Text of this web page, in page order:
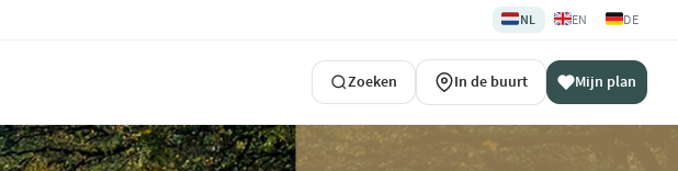
🇳🇱NL 🇬🇧EN 🇩🇪DE
Zoeken In de buurt Mijn plan